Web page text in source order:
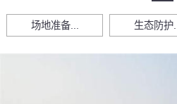
场地准备... 生态防护...